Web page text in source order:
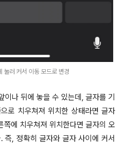
러 커서 이동 모드로 변경
이나 뒤에 놓을 수 있는데, 글자를 기
로 치우쳐져 위치한 상태라면 글자
에 치우쳐져 위치한다면 글자의 오
즉, 정확히 글자와 글자 사이에 커서